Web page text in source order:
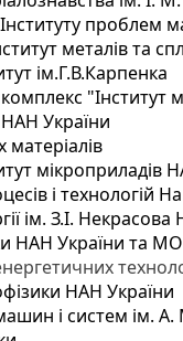
проблем
металів та
ім.Г.В.Карпенка
"Інститут
НАН України
матеріалів
мікроприладів
і технологій
ім. З.І.
НАН України та
НАН України
і систем ім.